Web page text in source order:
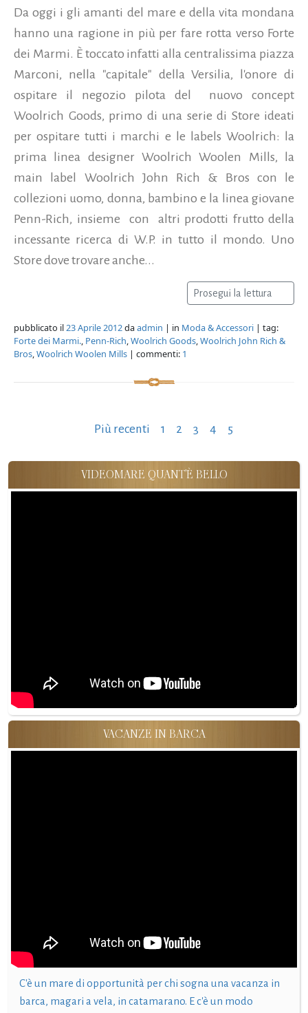
Da oggi i gli amanti del mare e della vita mondana
hanno una ragione in più per fare rotta verso Forte
dei Marmi. È toccato infatti alla centralissima piazza
Marconi, nella "capitale" della Versilia, l'onore di
ospitare il negozio pilota del nuovo concept
Woolrich Goods, primo di una serie di Store ideati
per ospitare tutti i marchi e le labels Woolrich: la
prima linea designer Woolrich Woolen Mills, la
main label Woolrich John Rich & Bros con le
collezioni uomo, donna, bambino e la linea giovane
Penn-Rich, insieme con altri prodotti frutto della
incessante ricerca di W.P. in tutto il mondo. Uno
Store dove trovare anche...
Prosegui la lettura
pubblicato il23 Aprile 2012daadmin | in Moda & Accessori | tag:
Forte dei Marmi., Penn-Rich,Woolrich Goods,Woolrich John Rich &
Bros,Woolrich Woolen Mills | commenti: 1
Paginazione
articoli
Più recenti 1 2 3 4 5
VIDEOMARE QUANT'È BELLO
VACANZE IN BARCA
C'è un mare di opportunità per chi sogna una vacanza in
barca, magari a vela, in catamarano. E c'è un modo